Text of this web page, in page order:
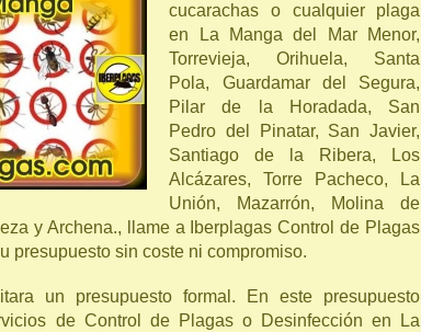
cucarachas o cualquier plaga
en La Manga del Mar Menor,
Torrevieja, Orihuela, Santa
Pola, Guardamar del Segura,
Pilar de la Horadada, San
Pedro del Pinatar, San Javier,
Santiago de la Ribera, Los
Alcázares, Torre Pacheco, La
Unión, Mazarrón, Molina de
y Archena., llame a Iberplagas Control de Plagas
presupuesto sin coste ni compromiso.
un presupuesto formal. En este presupuesto
de Control de Plagas o Desinfección en La